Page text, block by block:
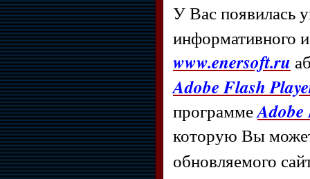
У Вас появилась
информативного
www.enersoft.ru
Adobe Flash
программеAdobe
которую Вы
обновляемого